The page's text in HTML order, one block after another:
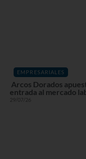
EMPRESARIALES
Arcos Dorados
entrada al mercado
29/07/26